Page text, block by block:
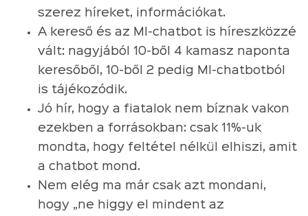
szerez híreket, információkat.
A kereső és az MI-chatbot is híreszközzé
vált: nagyjából 10-ből 4 kamasz naponta
keresőből, 10-ből 2 pedig MI-chatbotból
is tájékozódik.
Jó hír, hogy a fiatalok nem bíznak vakon
ezekben a forrásokban: csak 11%-uk
mondta, hogy feltétel nélkül elhiszi, amit
a chatbot mond.
Nem elég ma már csak azt mondani,
hogy „ne higgy el mindent az